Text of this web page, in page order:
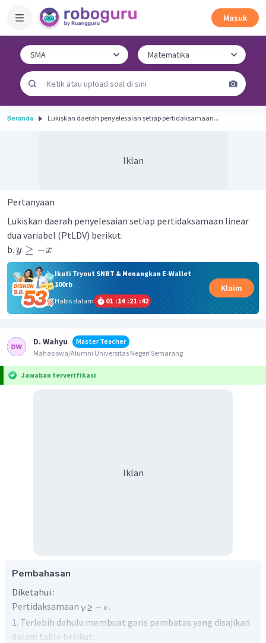
Masuk
Beranda Lukiskan daerah penyelesaian setiap pertidaksamaan...
Iklan
Pertanyaan
Lukiskan daerah penyelesaian setiap pertidaksamaan linear
dua variabel (PtLDV) berikut.
b. y ≥ −x
Ikuti Tryout SNBT & Menangkan E-Wallet
100rb
Habis dalam
01 :14 :21 :42
Klaim
D. Wahyu
Master Teacher
Mahasiswa/Alumni Universitas Negeri Semarang
Jawaban terverifikasi
Iklan
Pembahasan
Diketahui :
Pertidaksamaan
.
1. Terlebih dahulu membuat garis pembatas yang disajikan
dalam table berikut.